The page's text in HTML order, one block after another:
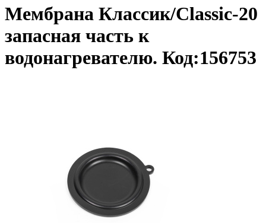
Мембрана Классик/Classic-20
запасная часть к
водонагревателю. Код:156753